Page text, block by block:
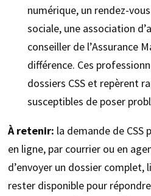
numérique, un rendez-
sociale, une association
conseiller de l’Assurance
différence. Ces
dossiers CSS et repèrent
susceptibles de poser
À retenir: la demande de
en ligne, par courrier ou en
d’envoyer un dossier
rester disponible pour